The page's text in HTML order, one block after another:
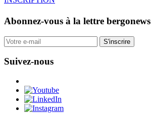
Abonnez-vous à la lettre bergonews
S'inscrire
Suivez-nous